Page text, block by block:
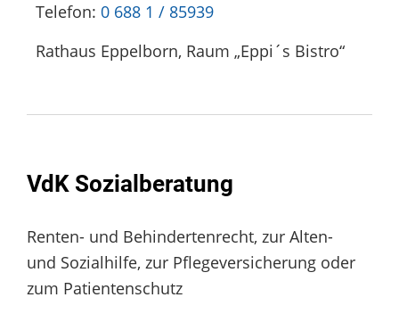
Telefon: 0 688 1 / 85939
Rathaus Eppelborn, Raum „Eppi´s Bistro“
VdK Sozialberatung
Renten- und Behindertenrecht, zur Alten-
und Sozialhilfe, zur Pflegeversicherung oder
zum Patientenschutz